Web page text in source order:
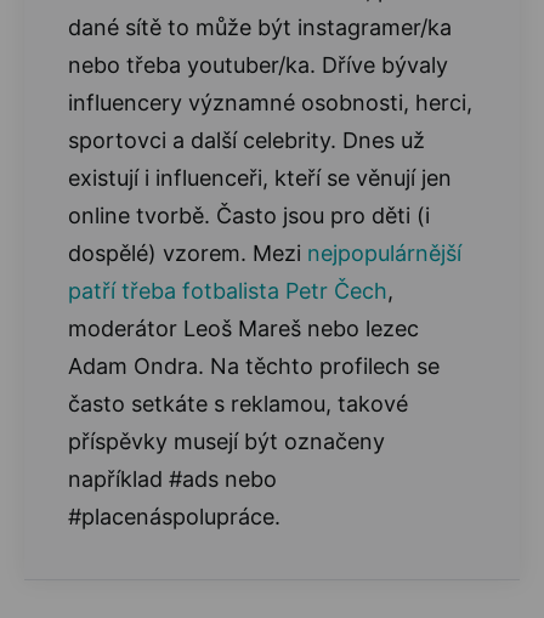
dané sítě to může být instagramer/ka
nebo třeba youtuber/ka. Dříve bývaly
influencery významné osobnosti, herci,
sportovci a další celebrity. Dnes už
existují i influenceři, kteří se věnují jen
online tvorbě. Často jsou pro děti (i
dospělé) vzorem. Mezi nejpopulárnější
patří třeba fotbalista Petr Čech,
moderátor Leoš Mareš nebo lezec
Adam Ondra. Na těchto profilech se
často setkáte s reklamou, takové
příspěvky musejí být označeny
například #ads nebo
#placenáspolupráce.